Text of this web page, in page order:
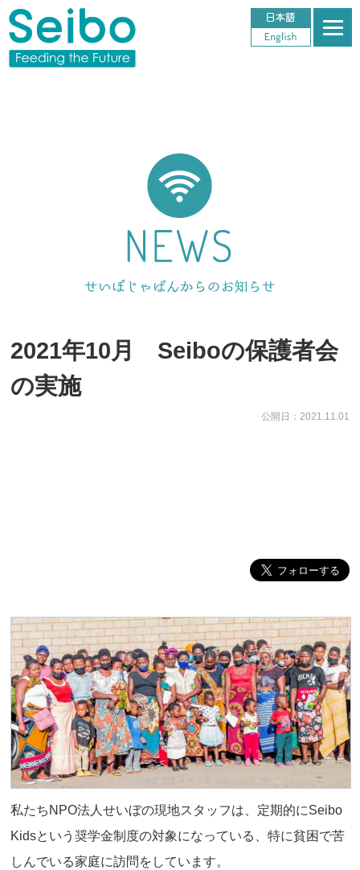
2021年10月 Seiboの保護者会
の実施
公開日：2021.11.01
私たちNPO法人せいぼの現地スタッフは、定期的にSeibo
Kidsという奨学金制度の対象になっている、特に貧困で苦
しんでいる家庭に訪問をしています。